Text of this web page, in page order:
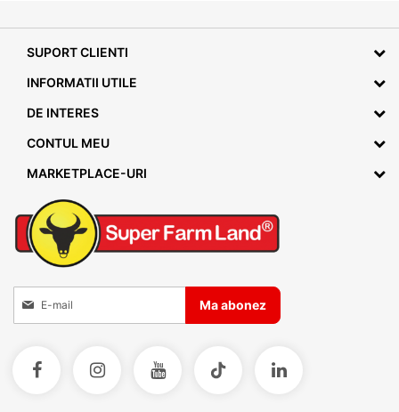
SUPORT CLIENTI
INFORMATII UTILE
DE INTERES
CONTUL MEU
MARKETPLACE-URI
Inscrieti-va la Buletinele noastre informative
Ma abonez